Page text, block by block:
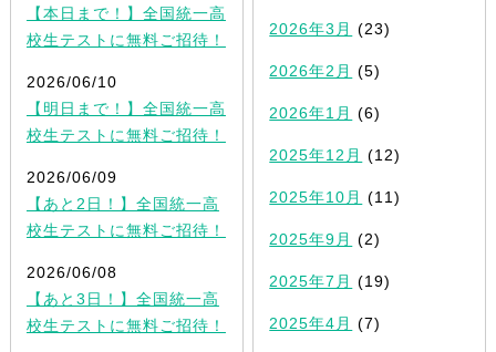
【本日まで！】全国統一高
校生テストに無料ご招待！
2026/06/10
【明日まで！】全国統一高
校生テストに無料ご招待！
2026/06/09
【あと2日！】全国統一高
校生テストに無料ご招待！
2026/06/08
【あと3日！】全国統一高
校生テストに無料ご招待！
2026年3月 (23)
2026年2月 (5)
2026年1月 (6)
2025年12月 (12)
2025年10月 (11)
2025年9月 (2)
2025年7月 (19)
2025年4月 (7)